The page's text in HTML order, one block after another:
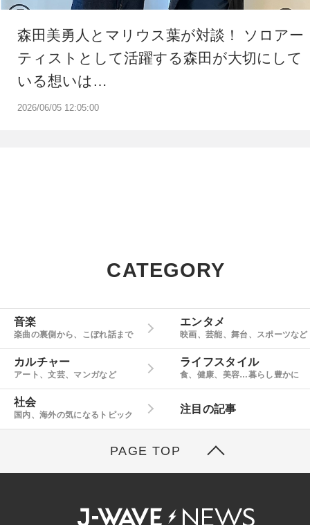
2026/06/05 12:05:00
森田美勇人とマリウス葉が対談！ ソロアー
ティストとして活躍する森田が大切にして
いる想いは…
CATEGORY
音楽
楽曲の裏側から、こぼれ話まで
エンタメ
映画、芸能、舞台、スポーツなど
カルチャー
アート、文芸、マンガなど
ライフスタイル
食、健康、美容…暮らし豊かに
社会
国内、海外の気になるトピック
注目の記事
PAGE TOP